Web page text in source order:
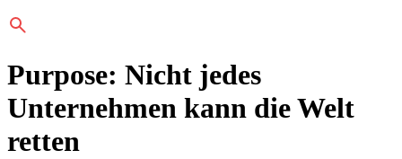
Purpose: Nicht jedes
Unternehmen kann die Welt
retten